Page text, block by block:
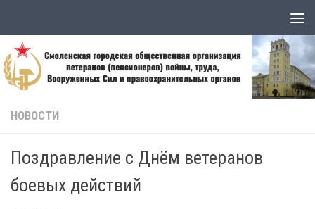
НОВОСТИ
Поздравление с Днём ветеранов
боевых действий